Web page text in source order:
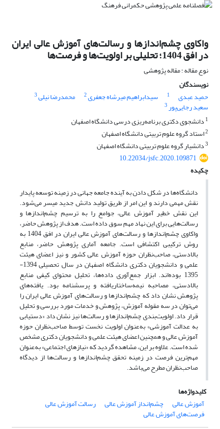
واکاوی چشم‌انداز‌ها و رسالت‌های آموزش عالی ایران
در افق 1404؛ تحلیلی بر اولویت‌ها و فرصت‌ها
نوع مقاله : مقاله پژوهشی
نویسندگان
حمید عبدی
1 سیدابراهیم میرشاه جعفری2 محمدرضا نیلی3
سعید رجایی‌پور3
1 دانشجوی دکتری برنامه‌ریزی درسی دانشگاه اصفهان
2استاد گروه علوم تربیتی دانشگاه اصفهان
3دانشیار گروه علوم تربیتی دانشگاه اصفهان
10.22034/jsfc.2020.109871
چکیده
دانشگاه‌ها در شکل دادن به آینده جامعه جهانی در زمینه توسعه پایدار
نقش مهمی دارند و این امر از طریق تولید دانش جدید میسر می‌شود.
این نقش خطیر آموزش عالی، جوامع را به ترسیم چشم‌انداز‌ها و
رسالت‌هایی برای این نهاد مهم سوق داده است. هدف از پژوهش حاضر،
واکاوی چشم‌انداز‌ها و رسالت‌های آموزش عالی ایران در افق 1404 به
روش ترکیبی اکتشافی است. جامعه آماری پژوهش حاضر، منابع
بالادستی، صاحب‌نظران حوزه آموزش عالی کشور و نیز اعضای هیئت
علمی و دانشجویان دکتری دانشگاه اصفهان در سال تحصیلی 1394-
1395 بوده‌اند. ابزار جمع‌آوری داده‌ها، تحلیل محتوای کیفی منابع
بالادستی، مصاحبه نیمه‌ساختاریافته و پرسشنامه بود. یافته‌های
پژوهش نشان داد که چشم‌انداز‌ها و رسالت‌های آموزش عالی ایران را
می‌توان در سه مقوله آموزش، پژوهش و خدمات مورد بررسی و تحلیل
قرار داد. اولویت‌بندی چشم‌انداز‌ها و رسالت‌ها نیز نشان داد «دستیابی
به عدالت آموزشی» به‌عنوان اولویت نخست توسط صاحب‌نظران حوزه
آموزش عالی و همچنین اعضای هیئت علمی و دانشجویان دکتری مشخص
شده است. علاوه بر این، مشاهده گردید که «نیاز‌های اجتماعی» به‌عنوان
مهم‌ترین فرصت در زمینه تحقق چشم‌انداز‌ها و رسالت‌ها از دیدگاه
صاحب‌نظران مطرح می‌باشد.
کلیدواژه‌ها
آموزش عالی
چشم‌انداز آموزش عالی رسالت آموزش عالی
فرصت‌های آموزش عالی